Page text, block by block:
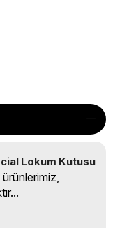
Lokum Kutusu
ürünlerimiz,